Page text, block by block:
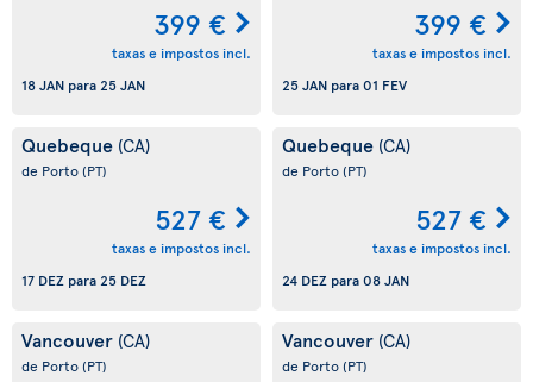
399 €
taxas e impostos incl.
18 JAN para25 JAN
399 €
taxas e impostos incl.
25 JAN para01 FEV
Quebeque (CA)
de Porto(PT)
527 €
taxas e impostos incl.
17 DEZ para25 DEZ
Quebeque (CA)
de Porto(PT)
527 €
taxas e impostos incl.
24 DEZ para08 JAN
Vancouver (CA)
de Porto(PT)
Vancouver (CA)
de Porto(PT)